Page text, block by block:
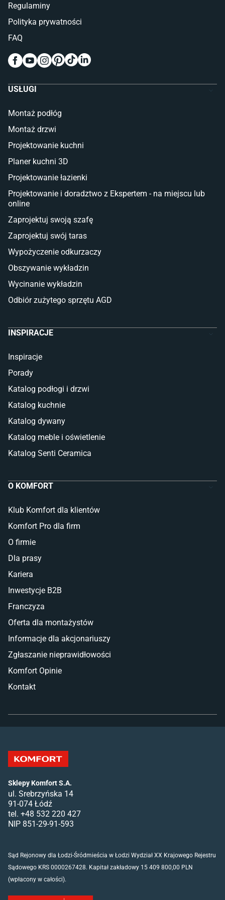
Kinkiety do sypialni
Pokój dziecięcy
Meble do pokoju dziecięcego
Komody dla dzieci
Łóżka dla dziecka (młodzieżowe)
Taras i balkon
Sztuczna trawa miękka
Koce i pledy
Płytki na balkon
Lampy stojące LED
Płytki
Płytki Cersanit
Płytki wielkoformatowe
Glazura
Płytki marmurowe
Regulaminy
Polityka prywatności
FAQ
USŁUGI
Montaż podłóg
Montaż drzwi
Projektowanie kuchni
Planer kuchni 3D
Projektowanie łazienki
Projektowanie i doradztwo z Ekspertem - na miejscu lub
online
Zaprojektuj swoją szafę
Zaprojektuj swój taras
Wypożyczenie odkurzaczy
Obszywanie wykładzin
Wycinanie wykładzin
Odbiór zużytego sprzętu AGD
INSPIRACJE
Inspiracje
Porady
Katalog podłogi i drzwi
Katalog kuchnie
Katalog dywany
Katalog meble i oświetlenie
Katalog Senti Ceramica
O KOMFORT
Klub Komfort dla klientów
Komfort Pro dla firm
O firmie
Dla prasy
Kariera
Inwestycje B2B
Franczyza
Oferta dla montażystów
Informacje dla akcjonariuszy
Zgłaszanie nieprawidłowości
Komfort Opinie
Kontakt
Sklepy Komfort S.A.
ul. Srebrzyńska 14
91-074 Łódź
tel. +48 532 220 427
NIP 851-29-91-593
Sąd Rejonowy dla Łodzi-Śródmieścia w Łodzi Wydział XX Krajowego Rejestru
Sądowego KRS 0000267428. Kapitał zakładowy 15 409 800,00 PLN
(wpłacony w całości).